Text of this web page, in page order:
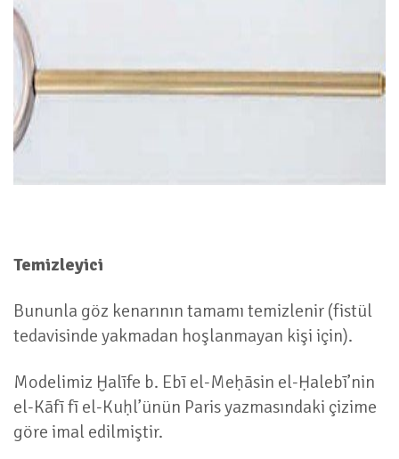
Temizleyici
Bununla göz kenarının tamamı temizlenir (fistül
tedavisinde yakmadan hoşlanmayan kişi için).
Modelimiz Ḫalīfe b. Ebī el-Meḥāsin el-Ḥalebī’nin
el-Kāfī fī el-Kuḥl’ünün Paris yazmasındaki çizime
göre imal edilmiştir.